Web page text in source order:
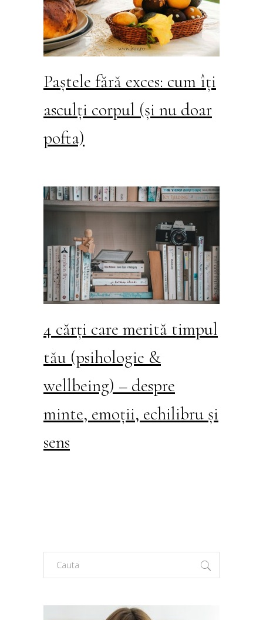
Paștele fără exces: cum îți
asculți corpul (și nu doar
pofta)
4 cărți care merită timpul
tău (psihologie &
wellbeing) – despre
minte, emoții, echilibru și
sens
for: